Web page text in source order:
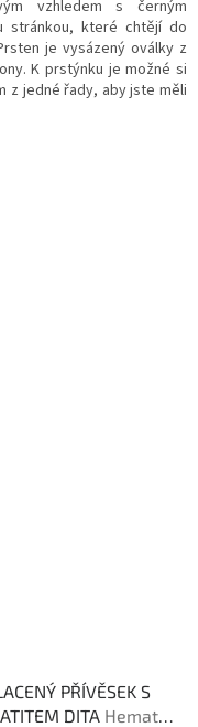
vzhledem s černým
stránkou, které chtějí do
je vysázený oválky z
K prstýnku je možné si
z jedné řady, aby jste měli
PŘÍVĚSEK S
DITA Hematit